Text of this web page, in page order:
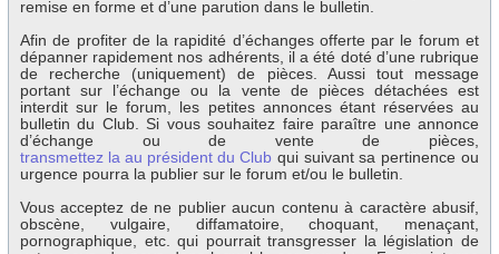
remise en forme et d’une parution dans le bulletin.
Afin de profiter de la rapidité d’échanges offerte par le forum et
dépanner rapidement nos adhérents, il a été doté d’une rubrique
de recherche (uniquement) de pièces. Aussi tout message
portant sur l’échange ou la vente de pièces détachées est
interdit sur le forum, les petites annonces étant réservées au
bulletin du Club. Si vous souhaitez faire paraître une annonce
d’échange ou de vente de pièces,
transmettez la au président du Club qui suivant sa pertinence ou
urgence pourra la publier sur le forum et/ou le bulletin.
Vous acceptez de ne publier aucun contenu à caractère abusif,
obscène, vulgaire, diffamatoire, choquant, menaçant,
pornographique, etc. qui pourrait transgresser la législation de